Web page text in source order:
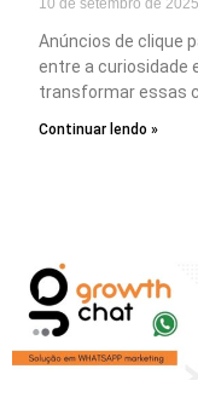
Anúncios de clique
entre a curiosidade
transformar essas
Continuar lendo »